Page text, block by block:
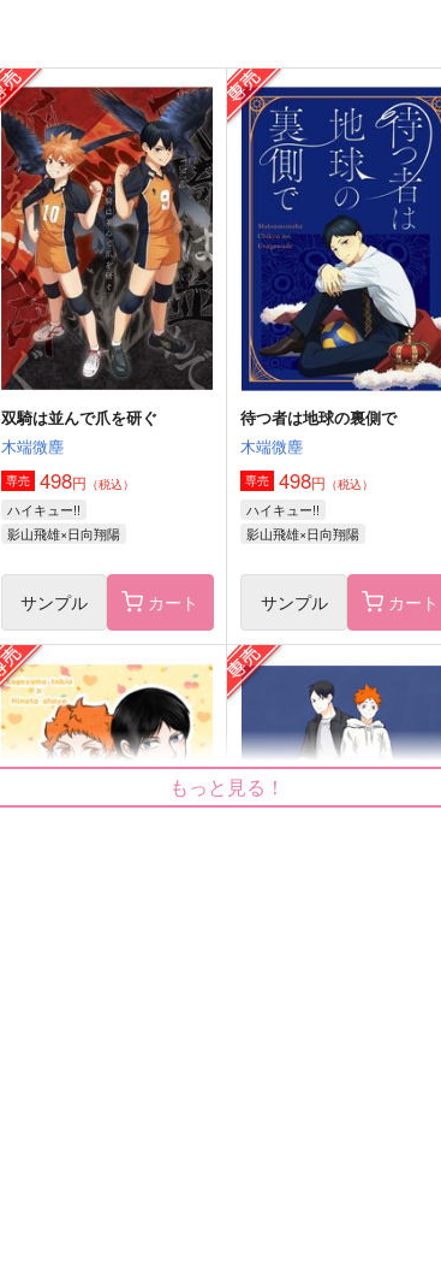
双騎は並んで爪を研ぐ
木端微塵
専売 498円 （税込）
ハイキュー!!
影山飛雄×日向翔陽
サンプル カート
待つ者は地球の裏側で
木端微塵
専売 498円 （税込）
ハイキュー!!
影山飛雄×日向翔陽
サンプル カート
もっと見る！